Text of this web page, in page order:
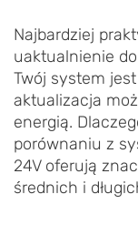
Najbardziej
uaktualnienie
Twój system
aktualizacja
energią.
porównaniu z
24V oferują
średnich i